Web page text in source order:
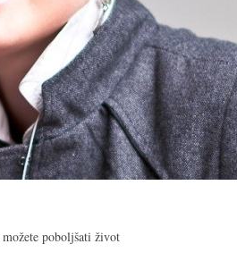
poboljšati život